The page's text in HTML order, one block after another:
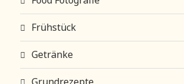
Frühstück
Getränke